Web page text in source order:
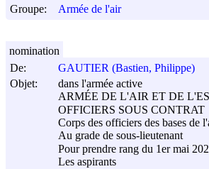
Groupe:
Armée de l'air
De:
GAUTIER (Bastien, Philippe)
Objet:
dans l'armée active
ARMÉE DE L'AIR ET DE
OFFICIERS SOUS CONTRAT
Corps des officiers des bases de
Au grade de sous-lieutenant
Pour prendre rang du 1er mai
Les aspirants
nomination